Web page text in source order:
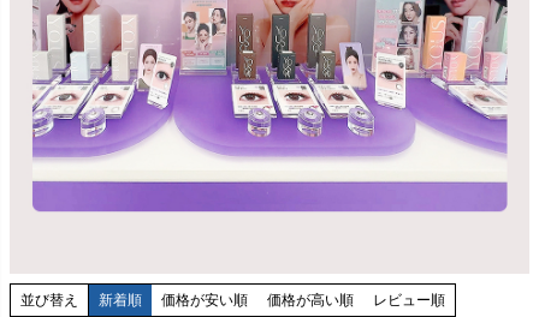
並び替え 新着順 価格が安い順 価格が高い順 レビュー順